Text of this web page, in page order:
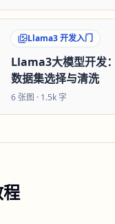
Llama3 开发入门
Llama3大模型开发
数据集选择与清洗
6 张图 · 1.5k 字